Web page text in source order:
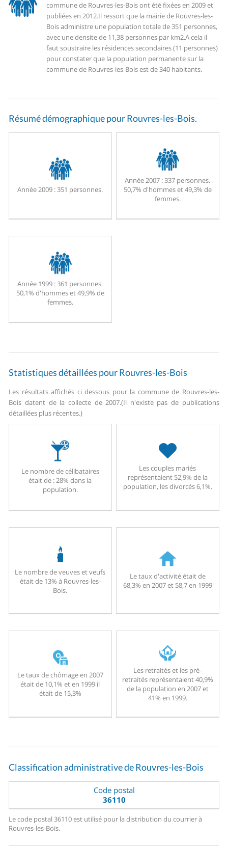
commune de Rouvres-les-Bois ont été fixées en 2009 et
publiées en 2012.Il ressort que la mairie de Rouvres-les-
Bois administre une population totale de 351 personnes,
avec une densite de 11,38 personnes par km2.A cela il
faut soustraire les résidences secondaires (11 personnes)
pour constater que la population permanente sur la
commune de Rouvres-les-Bois est de 340 habitants.
Résumé démographique pour Rouvres-les-Bois.
Année 2009 :351 personnes.
Année 2007 :337 personnes.
50,7% d'hommes et 49,3% de
femmes.
Année 1999 :361 personnes.
50,1% d'hommes et 49,9% de
femmes.
Statistiques détaillées pour Rouvres-les-Bois
Les résultats affichés ci dessous pour la commune de Rouvres-les-
Bois datent de la collecte de 2007.(Il n'existe pas de publications
détaillées plus récentes.)
Le nombre de célibataires
était de : 28% dans la
population.
Les couples mariés
représentaient 52,9% de la
population, les divorcés 6,1%.
Le nombre de veuves et veufs
était de 13% à Rouvres-les-
Bois.
Le taux d'activité était de
68,3% en 2007 et 58,7 en 1999
Le taux de chômage en 2007
était de 10,1% et en 1999 il
était de 15,3%
Les retraités et les pré-
retraités représentaient 40,9%
de la population en 2007 et
41% en 1999.
Classification administrative de Rouvres-les-Bois
Code postal
36110
Le code postal 36110 est utilisé pour la distribution du courrier à
Rouvres-les-Bois.